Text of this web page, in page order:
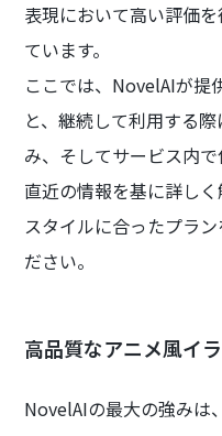
表現において高い評価
ています。
ここでは、NovelAIが提
と、継続して利用する
み、そしてサービス内で
直近の情報を基に詳し
スタイルに合ったプラ
ださい。
高品質なアニメ風イ
NovelAIの最大の強みは